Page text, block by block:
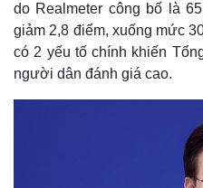
do Realmeter công bố là
giảm 2,8 điểm, xuống mức
có 2 yếu tố chính khiến
người dân đánh giá cao.